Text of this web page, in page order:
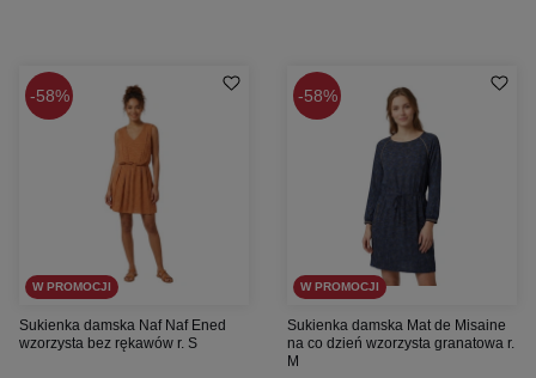
58%
W PROMOCJI
Sukienka damska Naf Naf Ened
wzorzysta bez rękawów r. S
58%
W PROMOCJI
Sukienka damska Mat de Misaine
na co dzień wzorzysta granatowa r.
M